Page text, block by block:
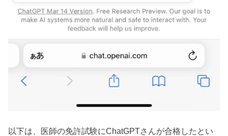
以下は、医師の免許試験にChatGPTさんが合格したとい